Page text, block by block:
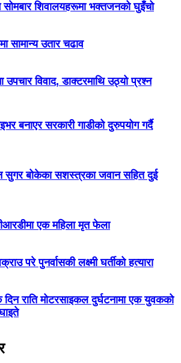
सोमबार शिवालयहरूमा भक्तजनको घुइँचो
सामान्य उतार चढाव
विवाद, डाक्टरमाथि उठ्यो प्रश्न
बनाएर सरकारी गाडीको दुरुपयोग गर्दै
सुगर बोकेका सशस्त्रका जवान सहित दुई
एक महिला मृत फेला
परे पुनर्वासकी लक्ष्मी घर्तीको हत्यारा
दिन राति मोटरसाइकल दुर्घटनामा एक युवकको